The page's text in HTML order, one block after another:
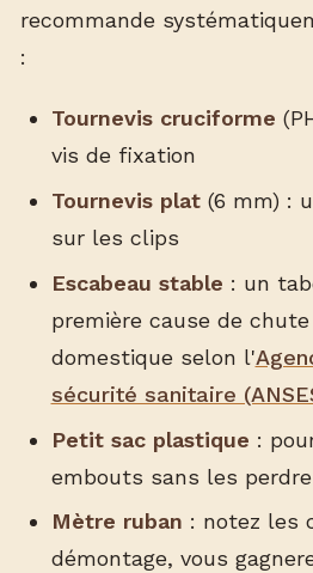
recommande
:
Tournevis cruciforme
vis de fixation
Tournevis plat(6 mm) :
sur les clips
Escabeau stable : un
première cause de
domestique selon l'
sécurité sanitaire
Petit sac plastique :
embouts sans les perdre
Mètre ruban : notez les
démontage, vous